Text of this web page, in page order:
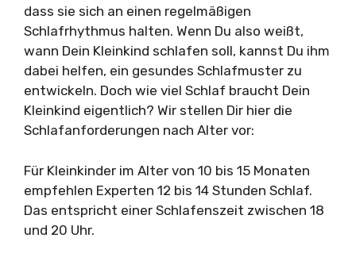
dass sie sich an einen regelmäßigen
Schlafrhythmus halten. Wenn Du also weißt,
wann Dein Kleinkind schlafen soll, kannst Du ihm
dabei helfen, ein gesundes Schlafmuster zu
entwickeln. Doch wie viel Schlaf braucht Dein
Kleinkind eigentlich? Wir stellen Dir hier die
Schlafanforderungen nach Alter vor:
Für Kleinkinder im Alter von 10 bis 15 Monaten
empfehlen Experten 12 bis 14 Stunden Schlaf.
Das entspricht einer Schlafenszeit zwischen 18
und 20 Uhr.